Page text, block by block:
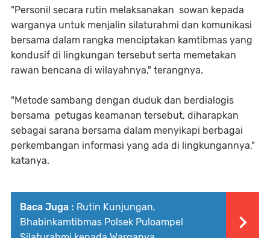
"Personil secara rutin melaksanakan sowan kepada
warganya untuk menjalin silaturahmi dan komunikasi
bersama dalam rangka menciptakan kamtibmas yang
kondusif di lingkungan tersebut serta memetakan
rawan bencana di wilayahnya," terangnya.
"Metode sambang dengan duduk dan berdialogis
bersama petugas keamanan tersebut, diharapkan
sebagai sarana bersama dalam menyikapi berbagai
perkembangan informasi yang ada di lingkungannya,"
katanya.
Baca Juga : Rutin Kunjungan,
Bhabinkamtibmas Polsek Puloampel